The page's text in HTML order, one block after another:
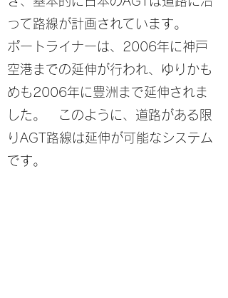
って路線が計画されています。
ポートライナーは、2006年に神戸
空港までの延伸が行われ、ゆりかも
めも2006年に豊洲まで延伸されま
した。 このように、道路がある限
りAGT路線は延伸が可能なシステム
です。